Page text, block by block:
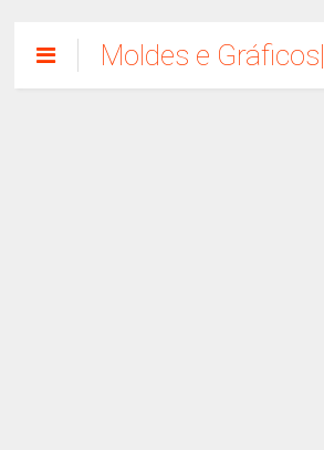
Moldes e Gráficos|
Como Fazer